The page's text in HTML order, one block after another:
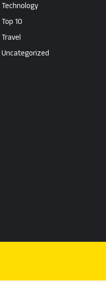
Technology
Top 10
Travel
Uncategorized